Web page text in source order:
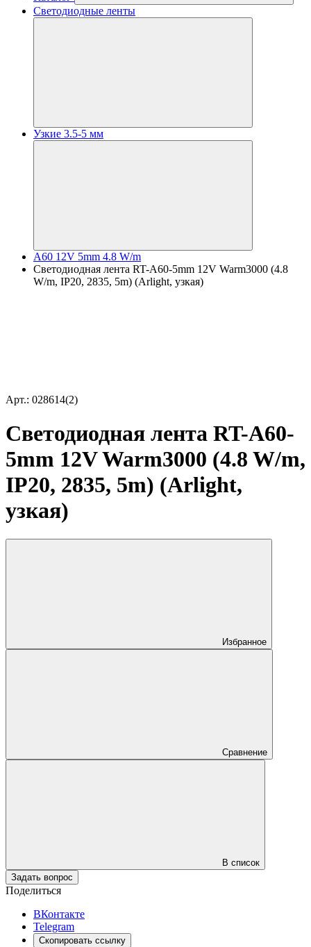
Светодиодные ленты
Узкие 3.5-5 мм
A60 12V 5mm 4.8 W/m
Светодиодная лента RT-A60-5mm 12V Warm3000 (4.8
W/m, IP20, 2835, 5m) (Arlight, узкая)
Арт.: 028614(2)
Светодиодная лента RT-A60-
5mm 12V Warm3000 (4.8 W/m,
IP20, 2835, 5m) (Arlight,
узкая)
Избранное
Сравнение
В список
Задать вопрос
Поделиться
ВКонтакте
Telegram
Скопировать ссылку